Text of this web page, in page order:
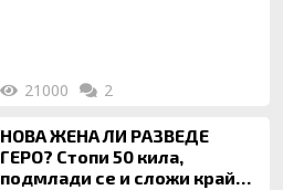
21000 2
НОВА ЖЕНА ЛИ РАЗВЕДЕ
ГЕРО? Стопи 50 кила,
подмлади се и сложи край